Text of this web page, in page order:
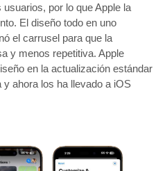
por lo que Apple la
El diseño todo en uno
el carrusel para que la
y menos repetitiva. Apple
en la actualización estándar
ahora los ha llevado a iOS